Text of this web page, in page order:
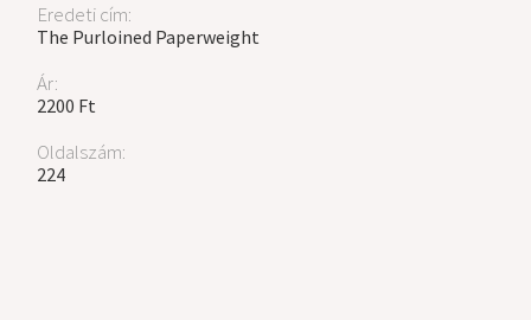
Eredeti cím:
The Purloined Paperweight
Ár:
2200 Ft
Oldalszám:
224